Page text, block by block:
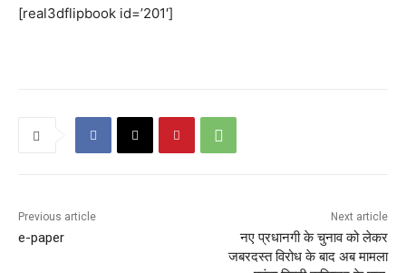
[real3dflipbook id=’201′]
Previous article
e-paper
Next article
नए प्रधानगी के चुनाव को लेकर
जबरदस्त विरोध के बाद अब मामला